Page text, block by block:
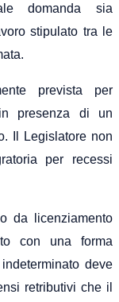
domanda sia
stipulato tra le
prevista per
presenza di un
Il Legislatore non
per recessi
da licenziamento
con una forma
deve
retributivi cheil